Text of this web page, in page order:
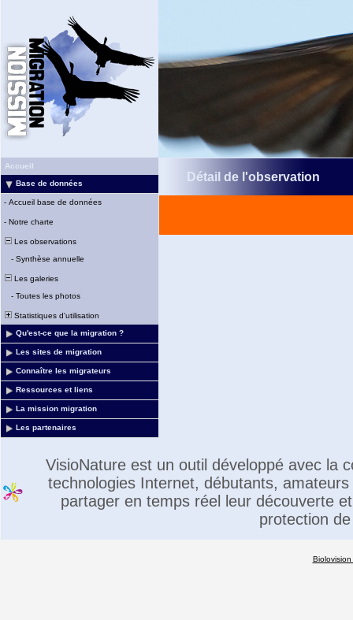
Accueil
Base de données
- Accueil base de données
- Notre charte
Les observations
- Synthèse annuelle
Les galeries
- Toutes les photos
Statistiques d'utilisation
Qu'est-ce que la migration ?
Les sites de migration
Connaître les migrateurs
Ressources et liens
La mission migration
Les partenaires
Détail de l'observation
VisioNature est un outil développé avec la
technologies Internet, débutants,
partager en temps réel leur découverte
protection
Biolovision